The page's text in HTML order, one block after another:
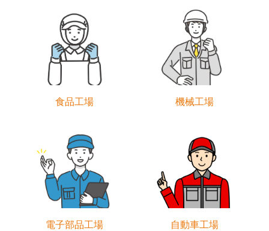
食品工場 機械工場
電子部品工場 自動車工場